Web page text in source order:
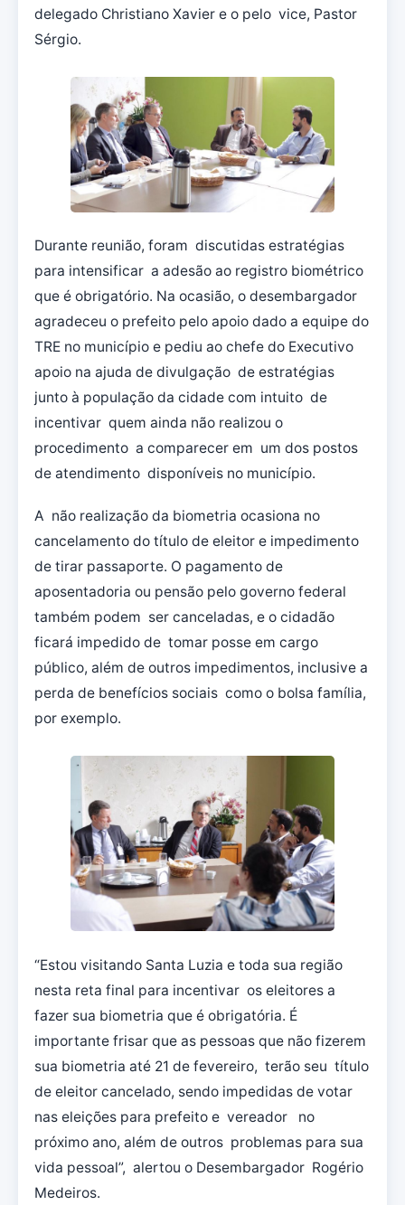
delegado Christiano Xavier e o pelo vice, Pastor
Sérgio.
Durante reunião, foram discutidas estratégias
para intensificar a adesão ao registro biométrico
que é obrigatório. Na ocasião, o desembargador
agradeceu o prefeito pelo apoio dado a equipe do
TRE no município e pediu ao chefe do Executivo
apoio na ajuda de divulgação de estratégias
junto à população da cidade com intuito de
incentivar quem ainda não realizou o
procedimento a comparecer em um dos postos
de atendimento disponíveis no município.
A não realização da biometria ocasiona no
cancelamento do título de eleitor e impedimento
de tirar passaporte. O pagamento de
aposentadoria ou pensão pelo governo federal
também podem ser canceladas, e o cidadão
ficará impedido de tomar posse em cargo
público, além de outros impedimentos, inclusive a
perda de benefícios sociais como o bolsa família,
por exemplo.
“Estou visitando Santa Luzia e toda sua região
nesta reta final para incentivar os eleitores a
fazer sua biometria que é obrigatória. É
importante frisar que as pessoas que não fizerem
sua biometria até 21 de fevereiro, terão seu título
de eleitor cancelado, sendo impedidas de votar
nas eleições para prefeito e vereador no
próximo ano, além de outros problemas para sua
vida pessoal”, alertou o Desembargador Rogério
Medeiros.